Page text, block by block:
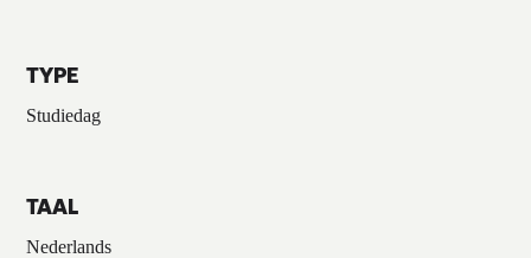
TYPE
Studiedag
TAAL
Nederlands